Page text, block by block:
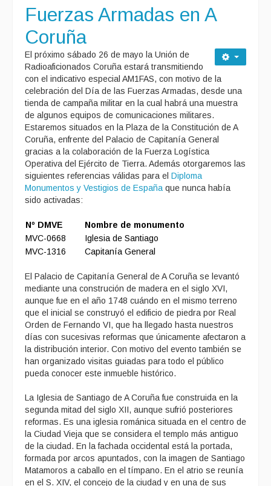
Fuerzas Armadas en A
Coruña
El próximo sábado 26 de mayo la Unión de
Radioaficionados Coruña estará transmitiendo
con el indicativo especial AM1FAS, con motivo de la
celebración del Día de las Fuerzas Armadas, desde una
tienda de campaña militar en la cual habrá una muestra
de algunos equipos de comunicaciones militares.
Estaremos situados en la Plaza de la Constitución de A
Coruña, enfrente del Palacio de Capitanía General
gracias a la colaboración de la Fuerza Logística
Operativa del Ejército de Tierra. Además otorgaremos las
siguientes referencias válidas para el Diploma
Monumentos y Vestigios de España que nunca había
sido activadas:
Nº DMVE
Nombre de monumento
MVC-0668
Iglesia de Santiago
MVC-1316
Capitanía General
El Palacio de Capitanía General de A Coruña se levantó
mediante una construción de madera en el siglo XVI,
aunque fue en el año 1748 cuándo en el mismo terreno
que el inicial se construyó el edificio de piedra por Real
Orden de Fernando VI, que ha llegado hasta nuestros
días con sucesivas reformas que únicamente afectaron a
la distribución interior. Con motivo del evento también se
han organizado visitas guiadas para todo el público
pueda conocer este inmueble histórico.
La Iglesia de Santiago de A Coruña fue construida en la
segunda mitad del siglo XII, aunque sufrió posteriores
reformas. Es una iglesia románica situada en el centro de
la Ciudad Vieja que se considera el templo más antiguo
de la ciudad. En la fachada occidental está la portada,
formada por arcos apuntados, con la imagen de Santiago
Matamoros a caballo en el tímpano. En el atrio se reunía
en el S. XIV, el concejo de la ciudad y en una de sus